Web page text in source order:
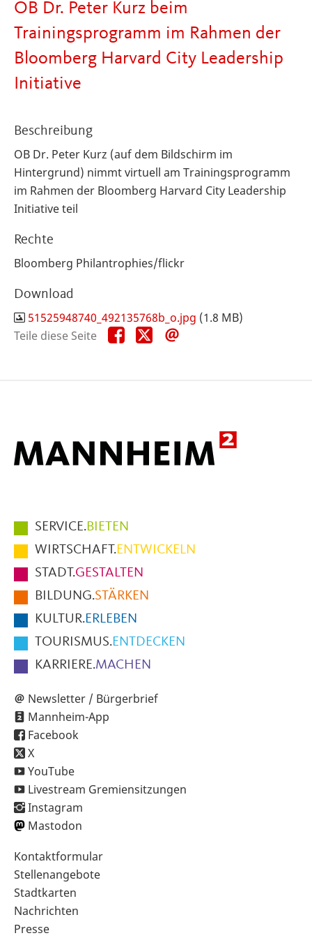
OB Dr. Peter Kurz beim
Trainingsprogramm im Rahmen der
Bloomberg Harvard City Leadership
Initiative
Beschreibung
OB Dr. Peter Kurz (auf dem Bildschirm im
Hintergrund) nimmt virtuell am Trainingsprogramm
im Rahmen der Bloomberg Harvard City Leadership
Initiative teil
Rechte
Bloomberg Philantrophies/flickr
Download
51525948740_492135768b_o.jpg (1.8 MB)
Teile diese Seite
Teile
diese
Teile
diese
Hauptmenüpunkte
im
Fußbereich
der
Seite
SERVICE.BIETEN
WIRTSCHAFT.ENTWICKELN
STADT.GESTALTEN
BILDUNG.STÄRKEN
KULTUR.ERLEBEN
TOURISMUS.ENTDECKEN
KARRIERE.MACHEN
Newsletter / Bürgerbrief
Mannheim-App
Facebook
X
YouTube
Livestream Gremiensitzungen
Instagram
Mastodon
Sekundärnavigation
im
Fußbereich
Kontaktformular
Stellenangebote
Stadtkarten
Nachrichten
Presse